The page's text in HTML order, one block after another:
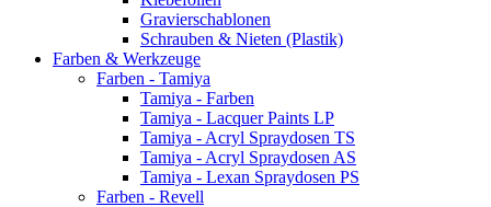
Gravierschablonen
Schrauben & Nieten (Plastik)
Farben & Werkzeuge
Farben - Tamiya
Tamiya - Farben
Tamiya - Lacquer Paints LP
Tamiya - Acryl Spraydosen TS
Tamiya - Acryl Spraydosen AS
Tamiya - Lexan Spraydosen PS
Farben - Revell